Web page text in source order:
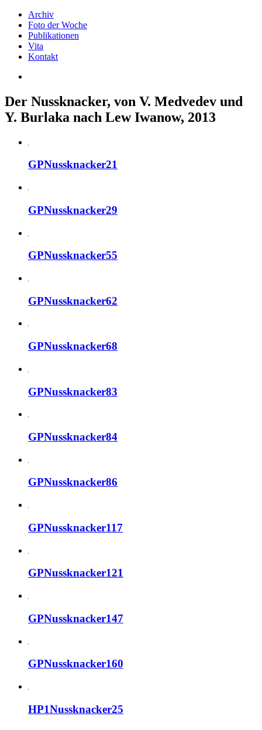
Archiv
Foto der Woche
Publikationen
Vita
Kontakt
Der Nussknacker, von V. Medvedev und
Y. Burlaka nach Lew Iwanow, 2013
GPNussknacker21
GPNussknacker29
GPNussknacker55
GPNussknacker62
GPNussknacker68
GPNussknacker83
GPNussknacker84
GPNussknacker86
GPNussknacker117
GPNussknacker121
GPNussknacker147
GPNussknacker160
HP1Nussknacker25